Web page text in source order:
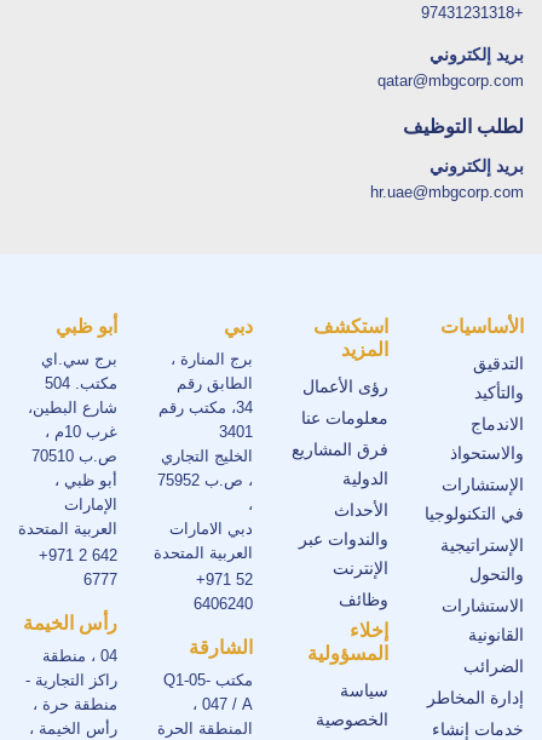
+97431231318
بريد إلكتروني
qatar@mbgcorp.com
لطلب التوظيف
بريد إلكتروني
hr.uae@mbgcorp.com
الأساسيات
التدقيق
والتأكيد
الاندماج
والاستحواذ
الإستشارات
في التكنولوجيا
الإستراتيجية
والتحول
الاستشارات
القانونية
الضرائب
إدارة المخاطر
خدمات إنشاء
استكشف
المزيد
رؤى الأعمال
معلومات عنا
فرق المشاريع
الدولية
الأحداث
والندوات عبر
الإنترنت
وظائف
إخلاء
المسؤولية
سياسة
الخصوصية
دبي
برج المنارة ،
الطابق رقم
34، مكتب رقم
3401
الخليج التجاري
، ص.ب 75952
،
دبي الامارات
العربية المتحدة
+971 52
6406240
الشارقة
مكتب Q1-05-
047 / A ،
المنطقة الحرة
أبو ظبي
برج سي.اي
مكتب. 504
شارع البطين،
غرب 10م ،
ص.ب 70510
أبو ظبي ،
الإمارات
العربية المتحدة
+971 2 642
6777
رأس الخيمة
04 ، منطقة
راكز التجارية -
منطقة حرة ،
رأس الخيمة ،